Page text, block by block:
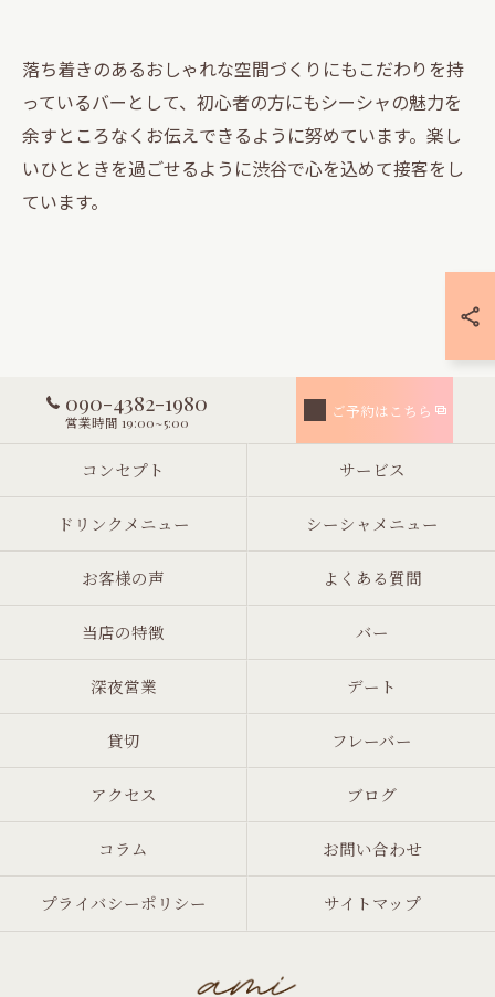
落ち着きのあるおしゃれな空間づくりにもこだわりを持
っているバーとして、初心者の方にもシーシャの魅力を
余すところなくお伝えできるように努めています。楽し
いひとときを過ごせるように渋谷で心を込めて接客をし
ています。
090-4382-1980
営業時間 19:00~5:00
ご予約はこちら
コンセプト サービス
ドリンクメニュー シーシャメニュー
お客様の声 よくある質問
当店の特徴 バー
深夜営業 デート
貸切 フレーバー
アクセス ブログ
コラム お問い合わせ
プライバシーポリシー サイトマップ